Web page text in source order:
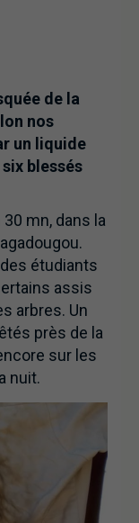
de la
nos
un liquide
blessés
mn, dans la
étudiants
assis
arbres. Un
près de la
sur les
nuit.